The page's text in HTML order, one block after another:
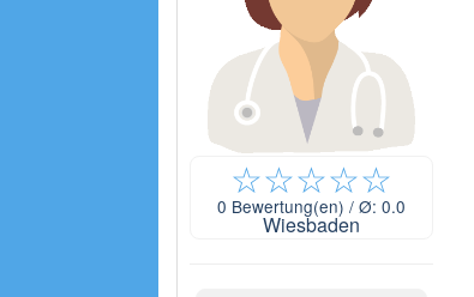
☆☆☆☆☆
0 Bewertung(en) / Ø: 0.0
Wiesbaden